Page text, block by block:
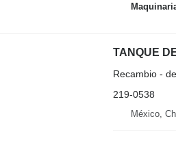
Recambio -
219-0538
México,